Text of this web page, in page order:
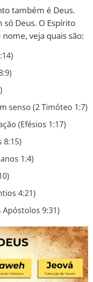
também é Deus.
só Deus. O Espírito
veja quais são:
senso (2 Timóteo 1:7)
(Efésios 1:17)
8:15)
1:4)
4:21)
9:31)